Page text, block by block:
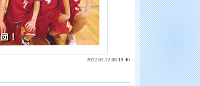
2012-02-22 00:19:40